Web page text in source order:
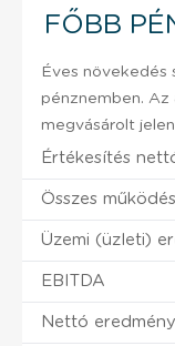
FŐBB
Éves növekedés
pénznemben. Az
megvásárolt
Értékesítés
Összes
Üzemi (üzleti)
EBITDA
Nettó eredmény